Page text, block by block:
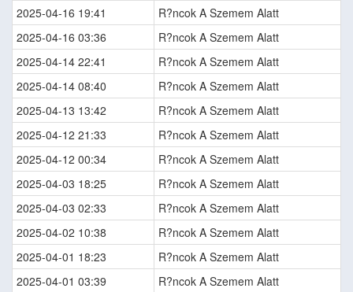
2025-04-16 19:41
R?ncok A Szemem Alatt
2025-04-16 03:36
R?ncok A Szemem Alatt
2025-04-14 22:41
R?ncok A Szemem Alatt
2025-04-14 08:40
R?ncok A Szemem Alatt
2025-04-13 13:42
R?ncok A Szemem Alatt
2025-04-12 21:33
R?ncok A Szemem Alatt
2025-04-12 00:34
R?ncok A Szemem Alatt
2025-04-03 18:25
R?ncok A Szemem Alatt
2025-04-03 02:33
R?ncok A Szemem Alatt
2025-04-02 10:38
R?ncok A Szemem Alatt
2025-04-01 18:23
R?ncok A Szemem Alatt
2025-04-01 03:39
R?ncok A Szemem Alatt